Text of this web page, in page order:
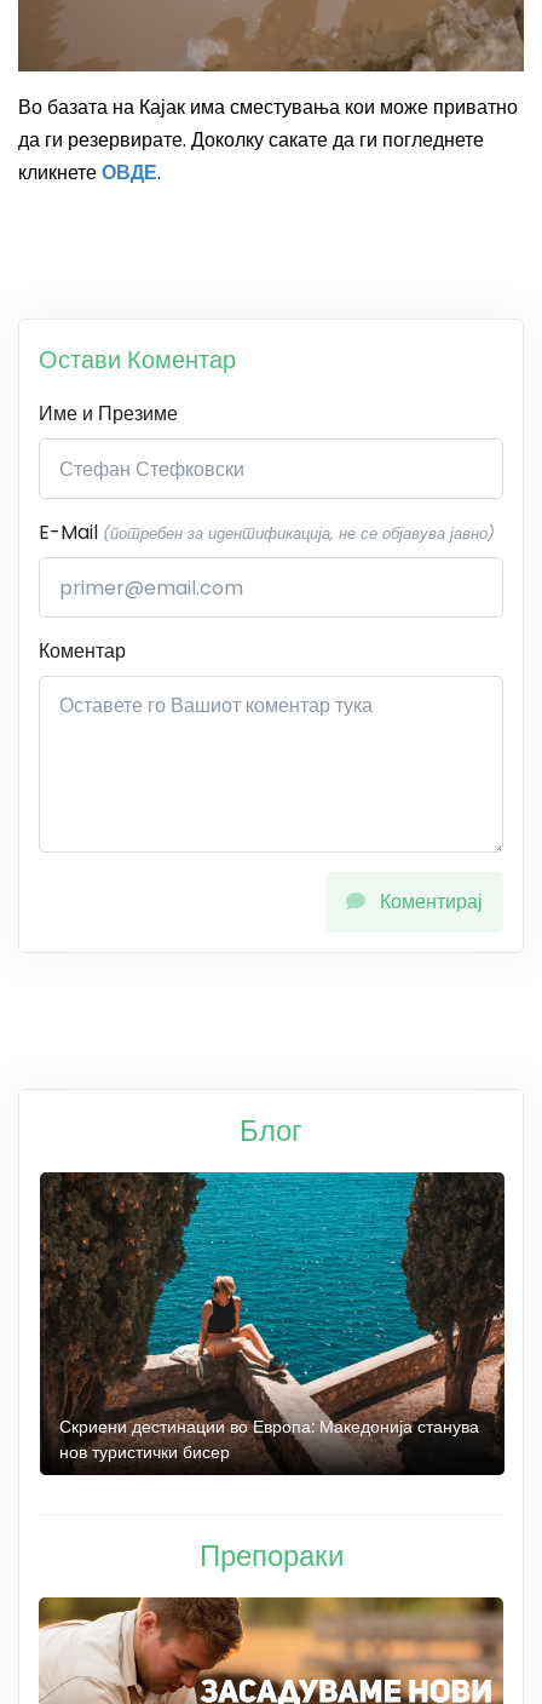
Во базата на Кајак има сместувања кои може приватно
да ги резервирате. Доколку сакате да ги погледнете
кликнетеОВДЕ.
Остави Коментар
Име и Презиме
E-Mail (потребен за идентификација, не се објавува јавно)
Коментар
Коментирај
Блог
Скриени дестинации во Европа: Македонија станува
нов туристички бисер
Препораки